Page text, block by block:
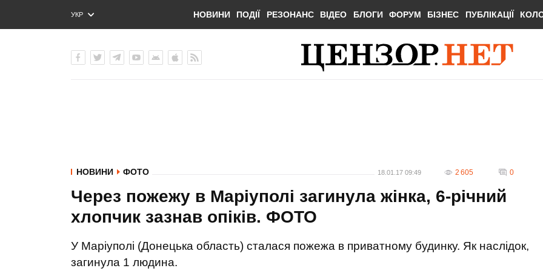
УКР
ENG
НОВИНИ ПОДІЇ РЕЗОНАНС ВІДЕО БЛОГИ ФОРУМ БІЗНЕС ПУБЛІКАЦІЇ
НОВИНИ ФОТО 18.01.17 09:49 2 605 0
Через пожежу в Маріуполі загинула жінка, 6-річний
хлопчик зазнав опіків. ФОТО
У Маріуполі (Донецька область) сталася пожежа в приватному будинку. Як наслідок,
загинула 1 людина.